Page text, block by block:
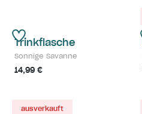
Trinkflasche
Sonnige Savanne
14,99 €
ausverkauft